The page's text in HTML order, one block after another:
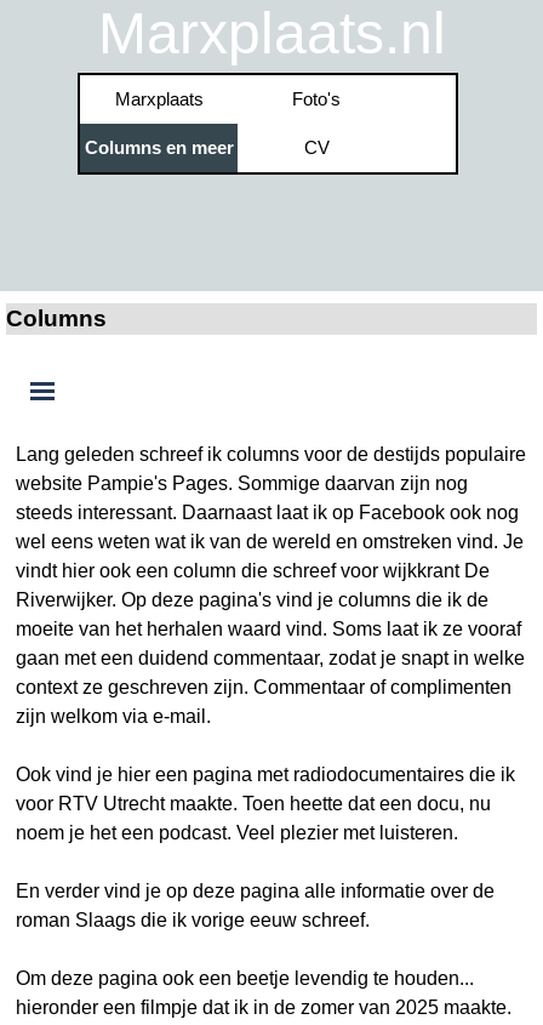
Ga naar de inhoudMarxplaats.nl
Marxplaats Foto's
Columns en meer ▼
CV
Columns
Lang geleden schreef ik columns voor de destijds populaire
website Pampie's Pages. Sommige daarvan zijn nog
steeds interessant. Daarnaast laat ik op Facebook ook nog
wel eens weten wat ik van de wereld en omstreken vind. Je
vindt hier ook een column die schreef voor wijkkrant De
Riverwijker. Op deze pagina's vind je columns die ik de
moeite van het herhalen waard vind. Soms laat ik ze vooraf
gaan met een duidend commentaar, zodat je snapt in welke
context ze geschreven zijn. Commentaar of complimenten
zijn welkom via e-mail.
Ook vind je hier een pagina met radiodocumentaires die ik
voor RTV Utrecht maakte. Toen heette dat een docu, nu
noem je het een podcast. Veel plezier met luisteren.
En verder vind je op deze pagina alle informatie over de
roman Slaags die ik vorige eeuw schreef.
Om deze pagina ook een beetje levendig te houden...
hieronder een filmpje dat ik in de zomer van 2025 maakte.